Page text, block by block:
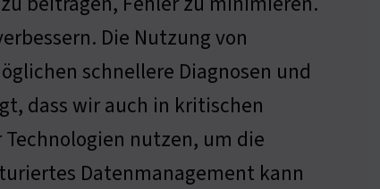
Die Nutzung von
schnellere Diagnosen und
dass wir auch in kritischen
nutzen, um die
Datenmanagement kann